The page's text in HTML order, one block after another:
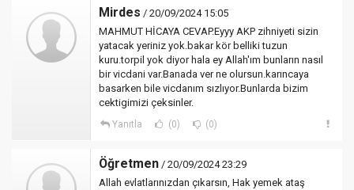
Mirdes / 20/09/2024 15:05
MAHMUT HİCAYA CEVAP.Eyyy AKP zihniyeti sizin
yatacak yeriniz yok.bakar kör belliki tuzun
kuru.torpil yok diyor hala ey Allah'ım bunların nasıl
bir vicdani var.Banada ver ne olursun.karıncaya
basarken bile vicdanım sızlıyor.Bunlarda bizim
cektigimizi çeksinler.
Yanıtla (0) (0)
Öğretmen / 20/09/2024 23:29
Allah evlatlarınızdan çıkarsın, Hak yemek ataş